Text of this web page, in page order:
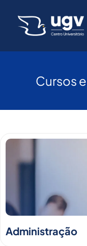
Cursos
Administração